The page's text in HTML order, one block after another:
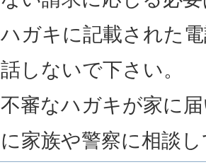
ハガキに記載された
話しないで下さい。
不審なハガキが家に
に家族や警察に相談